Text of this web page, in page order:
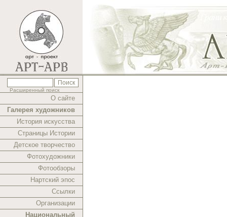
Расширенный поиск
О сайте
Галерея художников
История искусства
Страницы Истории
Детское творчество
Фотохудожники
Фотообзоры
Нартский эпос
Ссылки
Организации
Национальный